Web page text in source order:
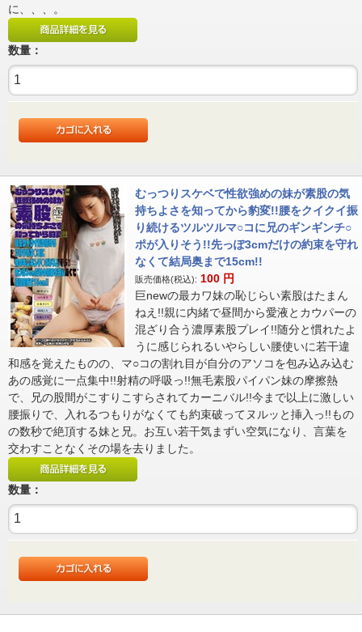
に、、、。
数量：
むっつりスケベで性欲強めの妹が素股の気
持ちよさを知ってから豹変!!腰をクイクイ振
り続けるツルツルマ○コに兄のギンギンチ○
ポが入りそう!!先っぽ3cmだけの約束を守れ
なくて結局奥まで15cm!!
販売価格(税込): 100 円
巨newの最カワ妹の恥じらい素股はたまん
ねえ!!親に内緒で昼間から愛液とカウパーの
混ざり合う濃厚素股プレイ!!随分と慣れたよ
うに感じられるいやらしい腰使いに若干違
和感を覚えたものの、マ○コの割れ目が自分のアソコを包み込み込む
あの感覚に一点集中!!射精の呼吸っ!!無毛素股パイパン妹の摩擦熱
で、兄の股間がこすりこすらされてカーニバル!!今まで以上に激しい
腰振りで、入れるつもりがなくても約束破ってヌルッと挿入っ!!もの
の数秒で絶頂する妹と兄。お互い若干気まずい空気になり、言葉を
交わすことなくその場を去りました。
数量：